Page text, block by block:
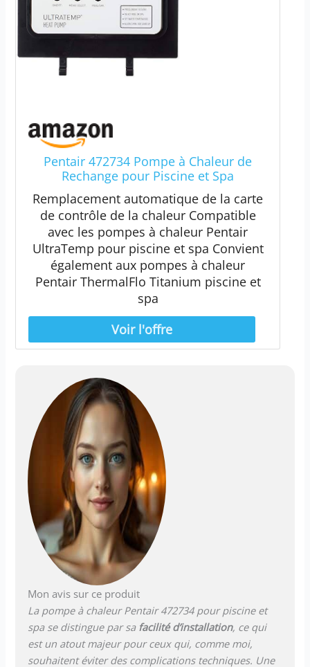
Pentair 472734 Pompe à Chaleur de
Rechange pour Piscine et Spa
Remplacement automatique de la carte
de contrôle de la chaleur Compatible
avec les pompes à chaleur Pentair
UltraTemp pour piscine et spa Convient
également aux pompes à chaleur
Pentair ThermalFlo Titanium piscine et
spa
Mon avis sur ce produit
La pompe à chaleur Pentair 472734 pour piscine et
spa se distingue par sa facilité d’installation, ce qui
est un atout majeur pour ceux qui, comme moi,
souhaitent éviter des complications techniques. Une